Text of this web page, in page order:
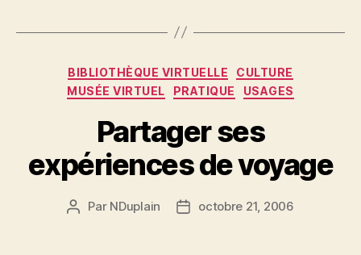
Catégories
BIBLIOTHÈQUE VIRTUELLE
CULTURE
MUSÉE VIRTUEL
PRATIQUE USAGES
Partager ses
expériences de voyage
Auteur
Par NDuplain
Dateoctobre 21, 2006